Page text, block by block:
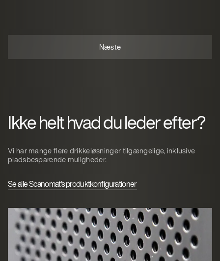
Ikke helt hvad du leder efter?
Vi har mange flere drikkeløsninger tilgængelige, inklusive
pladsbesparende muligheder.
Se alle Scanomat's produktkonfigurationer